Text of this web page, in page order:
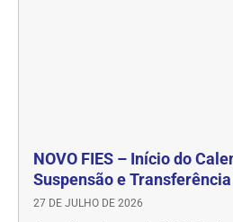
NOVO FIES – Início do
Suspensão e
27 DE JULHO DE 2026